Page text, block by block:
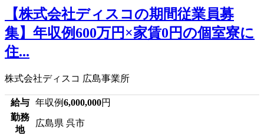
【株式会社ディスコの期間従業員募
集】年収例600万円×家賃0円の個室寮に
住...
株式会社ディスコ 広島事業所
給与 年収例6,000,000円
勤務
地
広島県 呉市